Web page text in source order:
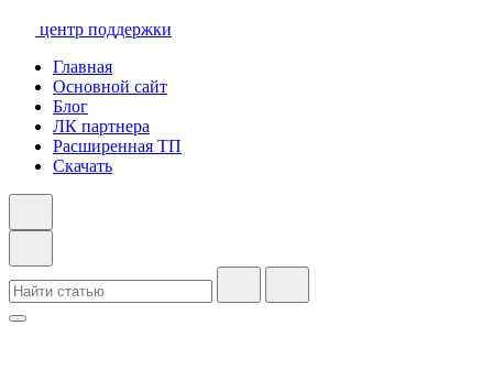
центр поддержки
Главная
Основной сайт
Блог
ЛК партнера
Расширенная ТП
Скачать